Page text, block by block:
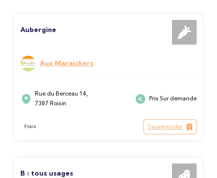
Aubergine
Aux Maraichers
Rue du Berceau 14,
7387 Roisin
Prix Sur demande
Frais Sauvegarder
B : tous usages